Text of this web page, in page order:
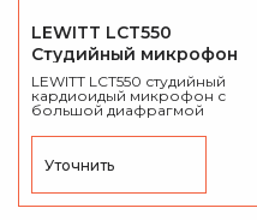
LEWITT LCT550
Студийный микрофон
LEWITT LCT550 студийный
кардиоидый микрофон с
большой диафрагмой
Уточнить